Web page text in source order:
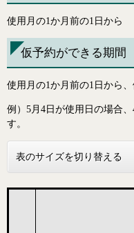
使用月の1か月前の1日から
仮予約ができる期間
使用月の1か月前の1日から
例）5月4日が使用日の場合
す。
表のサイズを切り替える